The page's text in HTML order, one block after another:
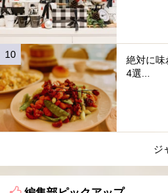
絶対に味
4選...
ジ